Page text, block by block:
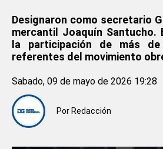
Designaron como secretario
mercantil Joaquín
la participación de más
referentes del movimiento
Por Redacción
Sabado, 09 de mayo de 2026 19:28